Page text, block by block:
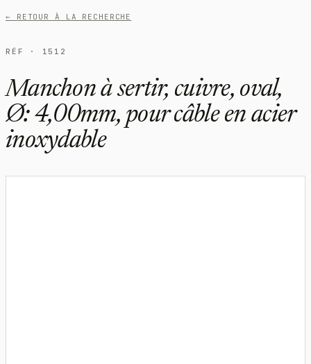
← RETOUR À LA RECHERCHE
RÉF · 1512
Manchon à sertir, cuivre, oval,
Ø: 4,00mm, pour câble en acier
inoxydable